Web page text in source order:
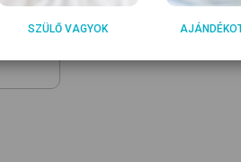
SZÜLŐ VAGYOK